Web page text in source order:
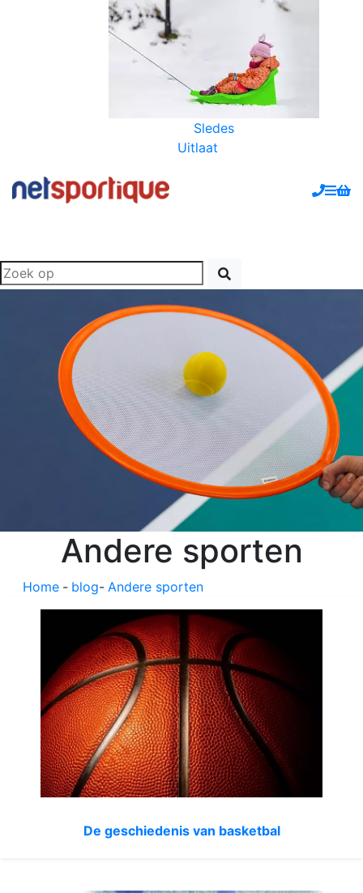
Sledes
Uitlaat
Andere sporten
Home - blog- Andere sporten
De geschiedenis van basketbal